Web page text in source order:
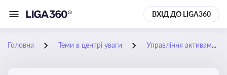
ВХІД ДО LIGA360
Головна Теми в центрі уваги Управління активами